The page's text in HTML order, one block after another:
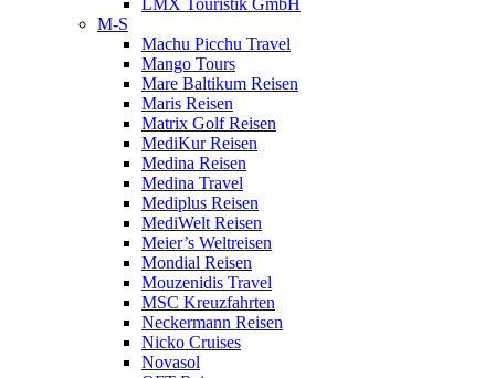
LMX Touristik GmbH
M-S
Machu Picchu Travel
Mango Tours
Mare Baltikum Reisen
Maris Reisen
Matrix Golf Reisen
MediKur Reisen
Medina Reisen
Medina Travel
Mediplus Reisen
MediWelt Reisen
Meier’s Weltreisen
Mondial Reisen
Mouzenidis Travel
MSC Kreuzfahrten
Neckermann Reisen
Nicko Cruises
Novasol